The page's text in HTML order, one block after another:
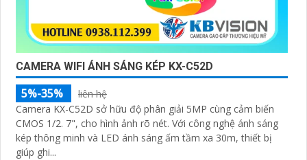
CAMERA WIFI ÁNH SÁNG KÉP KX-C52D
5%-35%
liên hệ
Camera KX-C52D sở hữu độ phân giải 5MP cùng cảm biến
CMOS 1/2. 7", cho hình ảnh rõ nét. Với công nghệ ánh sáng
kép thông minh và LED ánh sáng ấm tầm xa 30m, thiết bị
giúp ghi...